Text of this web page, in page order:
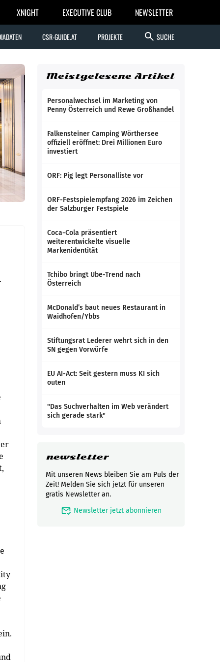
XNIGHT EXECUTIVE CLUB NEWSLETTER
CSR-GUIDE.AT PROJEKTE search SUCHE
Meistgelesene Artikel
Personalwechsel im Marketing von
Penny Österreich und Rewe Großhandel
Falkensteiner Camping Wörthersee
offiziell eröffnet: Drei Millionen Euro
investiert
ORF: Pig legt Personalliste vor
ORF-Festspielempfang 2026 im Zeichen
der Salzburger Festspiele
Coca-Cola präsentiert
weiterentwickelte visuelle
Markenidentität
Tchibo bringt Ube-Trend nach
Österreich
McDonald’s baut neues Restaurant in
Waidhofen/Ybbs
Stiftungsrat Lederer wehrt sich in den
SN gegen Vorwürfe
EU AI-Act: Seit gestern muss KI sich
outen
"Das Suchverhalten im Web verändert
sich gerade stark"
newsletter
Mit unseren News bleiben Sie am Puls der
Zeit! Melden Sie sich jetzt für unseren
gratis Newsletter an.
mark_email_read Newsletter jetzt abonnieren